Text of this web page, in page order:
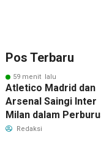
Pos Terbaru
59 menit lalu
Atletico Madrid dan
Arsenal Saingi Inter
Milan dalam
Cristian Romero,
Redaksi